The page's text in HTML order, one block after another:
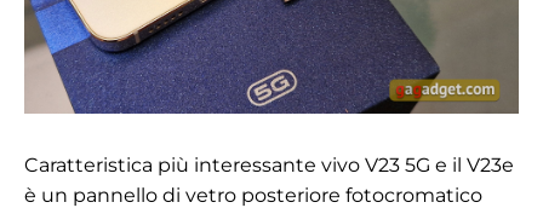
Caratteristica più interessante vivo V23 5G e il V23e
è un pannello di vetro posteriore fotocromatico